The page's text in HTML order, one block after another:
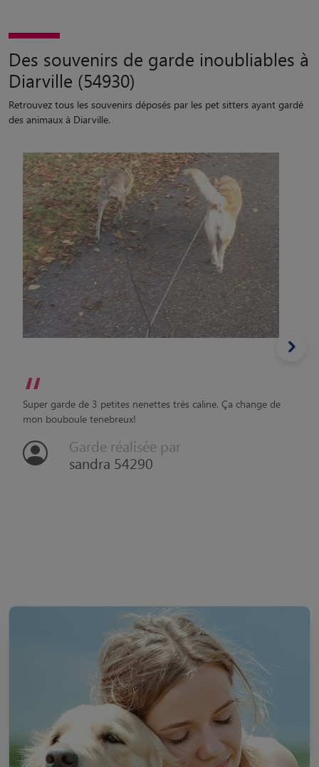
Des souvenirs de garde inoubliables à
Diarville (54930)
Retrouvez tous les souvenirs déposés par les pet sitters ayant gardé
des animaux à Diarville.
“
Super garde de 3 petites nenettes très caline. Ça change de
mon bouboule tenebreux!
Garde réalisée par
sandra 54290